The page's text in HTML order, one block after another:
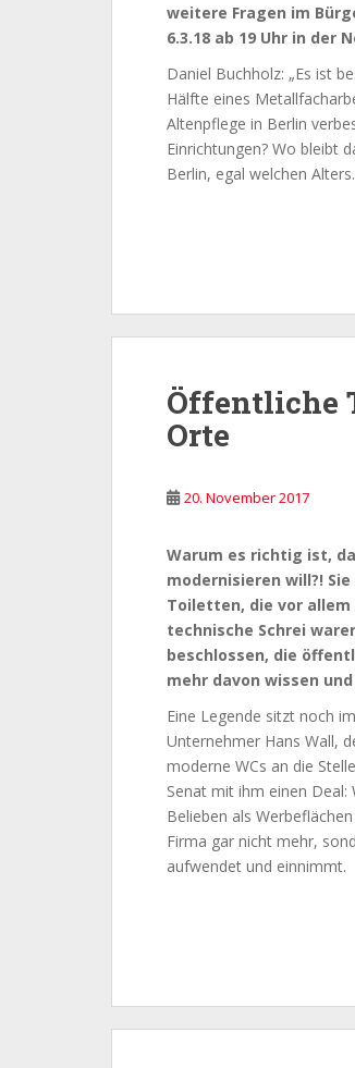
weitere Fragen im
6.3.18 ab 19 Uhr in der
Daniel Buchholz: „Es ist
Hälfte eines
Altenpflege in Berlin
Einrichtungen? Wo bleibt
Berlin, egal welchen Alters.
Öffentliche
Orte
20. November 2017
Warum es richtig ist,
modernisieren will?!
Toiletten, die vor
technische Schrei
beschlossen, die
mehr davon wissen
Eine Legende sitzt noch
Unternehmer Hans Wall,
moderne WCs an die
Senat mit ihm einen
Belieben als
Firma gar nicht mehr,
aufwendet und einnimmt.